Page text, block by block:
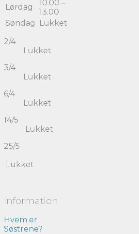
Lørdag
10.00 –
13.00
Søndag
Lukket
2/4
Lukket
3/4
Lukket
6/4
Lukket
14/5
Lukket
25/5
Lukket
Information
Hvem er
Søstrene?